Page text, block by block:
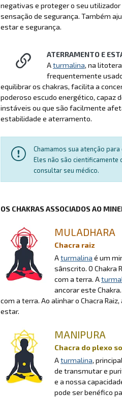
negativas e proteger o seu
sensação de segurança. Também
estar e segurança.
ATERRAMENTO E
Aturmalina, na
frequentemente
equilibrar os chakras, facilita a
poderoso escudo energético, capaz
instáveis ou que são facilmente
estabilidade e aterramento.
Chamamos sua atenção
Eles não são
consultar seu médico.
OS CHAKRAS ASSOCIADOS AO
MULADHARA
Chacra raiz
Aturmalina é um
sânscrito. O Chakra
com a terra. A
ancorar este
com a terra. Ao alinhar o Chacra Raiz,
estar.
MANIPURA
Chacra do plexo
Aturmalina,
de transmutar e
e a nossa
pode ser benéfico